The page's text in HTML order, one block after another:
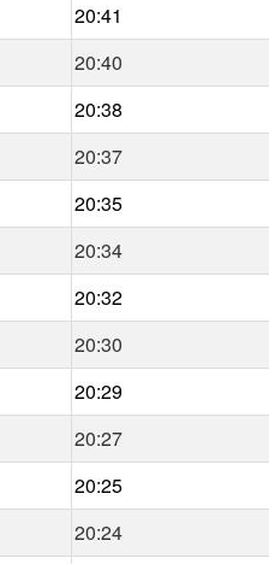
20:41
20:40
20:38
20:37
20:35
20:34
20:32
20:30
20:29
20:27
20:25
20:24